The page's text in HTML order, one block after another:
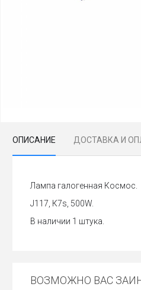
ОПИСАНИЕ ДОСТАВКА И
Лампа галогенная Космос.
J117, К7s, 500W.
В наличии 1 штука.
ВОЗМОЖНО ВАС